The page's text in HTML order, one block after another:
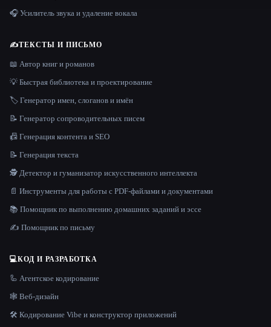
🎧 Усилитель звука и удаление вокала
✍️ТЕКСТЫ И ПИСЬМО
📖 Автор книг и романов
💡 Быстрая библиотека и проектирование
🏷️ Генератор имен, слоганов и имён
📝 Генератор сопроводительных писем
📠 Генерация контента и SEO
📝 Генерация текста
🕵️ Детектор и гуманизатор искусственного интеллекта
📄 Инструменты для работы с PDF-файлами и документами
📚 Помощник по выполнению домашних заданий и эссе
✍️ Помощник по письму
💻КОД И РАЗРАБОТКА
🦾 Агентское кодирование
🕸 Веб-дизайн
🛠️ Кодирование Vibe и конструктор приложений